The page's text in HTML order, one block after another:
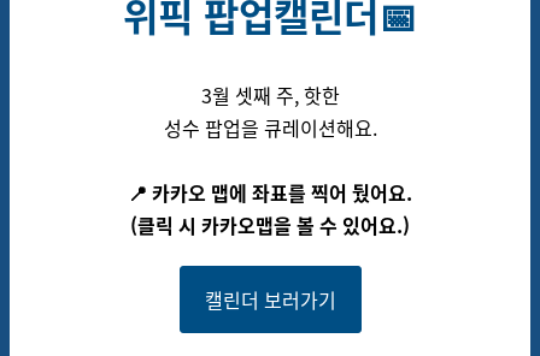
위픽 팝업캘린더📅
3월 셋째 주, 핫한
성수 팝업을 큐레이션해요.
📍 카카오 맵에 좌표를 찍어 뒀어요.
(클릭 시 카카오맵을 볼 수 있어요.)
캘린더 보러가기